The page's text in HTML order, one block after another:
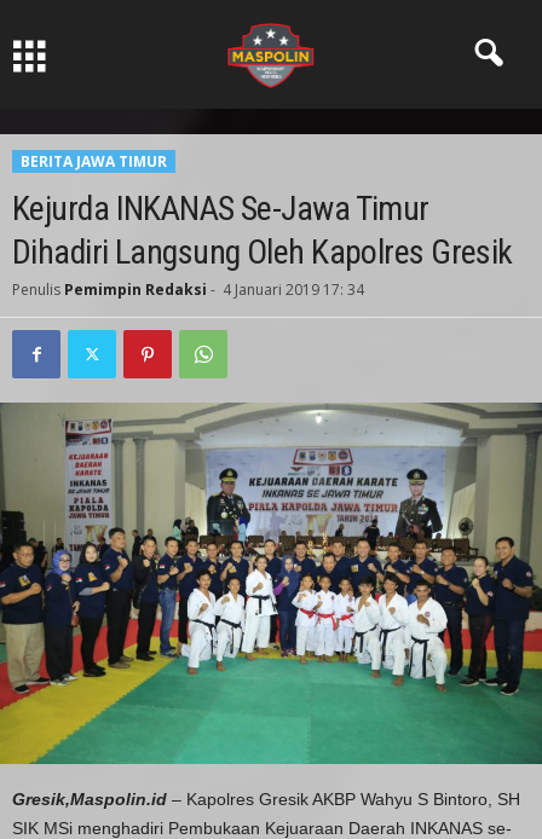
BERITA JAWA TIMUR
Kejurda INKANAS Se-Jawa Timur
Dihadiri Langsung Oleh Kapolres Gresik
Penulis Pemimpin Redaksi - 4 Januari 2019 17: 34
Gresik,Maspolin.id – Kapolres Gresik AKBP Wahyu S Bintoro, SH
SIK MSi menghadiri Pembukaan Kejuaraan Daerah INKANAS se-